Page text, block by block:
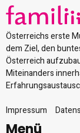
Österreichs erste
dem Ziel, den
Österreich
Miteinanders
Impressum